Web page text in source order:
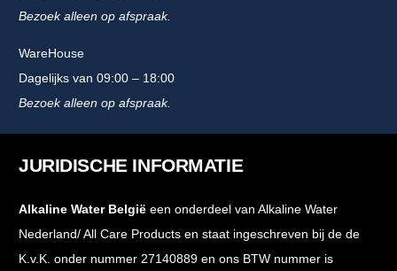
Bezoek alleen op afspraak.
WareHouse
Dagelijks van 09:00 – 18:00
Bezoek alleen op afspraak.
JURIDISCHE INFORMATIE
Alkaline Water België een onderdeel van Alkaline Water
Nederland/ All Care Products en staat ingeschreven bij de de
K.v.K. onder nummer 27140889 en ons BTW nummer is